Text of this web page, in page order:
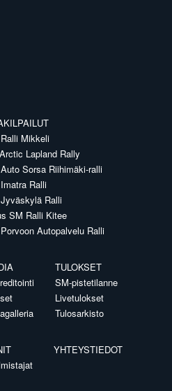
Mikkeli
Lapland Rally
Sorsa Riihimäki-ralli
Ralli
Ralli
SM Ralli Kitee
Autopalvelu Ralli
TULOKSET
SM-pistetilanne
Livetulokset
Tulosarkisto
YHTEYSTIEDOT